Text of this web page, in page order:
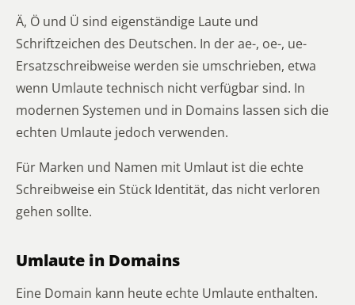
Ä, Ö und Ü sind eigenständige Laute und
Schriftzeichen des Deutschen. In der ae-, oe-, ue-
Ersatzschreibweise werden sie umschrieben, etwa
wenn Umlaute technisch nicht verfügbar sind. In
modernen Systemen und in Domains lassen sich die
echten Umlaute jedoch verwenden.
Für Marken und Namen mit Umlaut ist die echte
Schreibweise ein Stück Identität, das nicht verloren
gehen sollte.
Umlaute in Domains
Eine Domain kann heute echte Umlaute enthalten.